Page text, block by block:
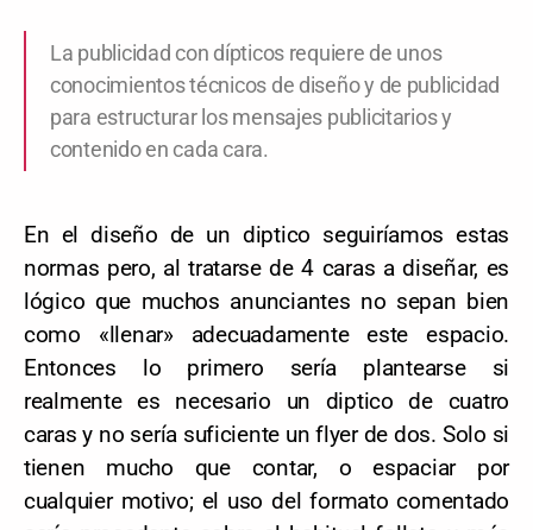
La publicidad con dípticos requiere de unos
conocimientos técnicos de diseño y de publicidad
para estructurar los mensajes publicitarios y
contenido en cada cara.
En el diseño de un diptico seguiríamos estas
normas pero, al tratarse de 4 caras a diseñar, es
lógico que muchos anunciantes no sepan bien
como «llenar» adecuadamente este espacio.
Entonces lo primero sería plantearse si
realmente es necesario un diptico de cuatro
caras y no sería suficiente un flyer de dos. Solo si
tienen mucho que contar, o espaciar por
cualquier motivo; el uso del formato comentado